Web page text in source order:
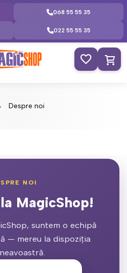
068 55 55 35
022 55 55 35
Despre noi
NOI
MagicShop!
suntem o echipă
— mereu la dispoziția